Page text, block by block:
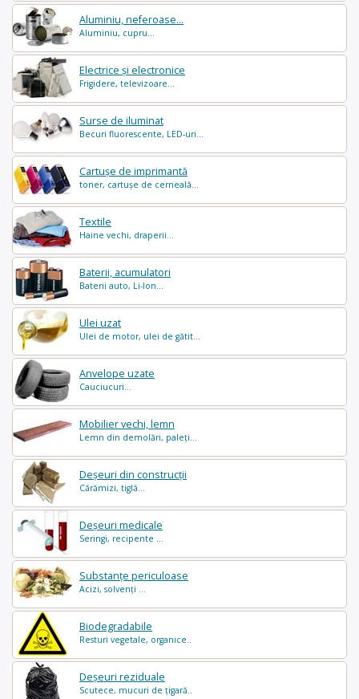
Aluminiu, neferoase...
Aluminiu, cupru...
Electrice și electronice
Frigidere, televizoare...
Surse de iluminat
Becuri fluorescente, LED-uri...
Cartușe de imprimantă
toner, cartușe de cerneală...
Textile
Haine vechi, draperii...
Baterii, acumulatori
Baterii auto, Li-Ion...
Ulei uzat
Ulei de motor, ulei de gătit...
Anvelope uzate
Cauciucuri...
Mobilier vechi, lemn
Lemn din demolări, paleți...
Deșeuri din construcții
Cărămizi, tiglă...
Deșeuri medicale
Seringi, recipente ...
Substanțe periculoase
Acizi, solvenți ...
Biodegradabile
Resturi vegetale, organice..
Deșeuri reziduale
Scutece, mucuri de țigară..